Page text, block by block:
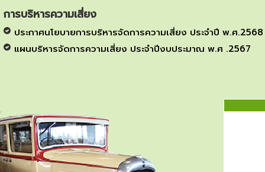
การบริหารความเสี่ยง
ประกาศนโยบายการบริหารจัดการความเสี่ยง ประจำปี พ.ศ.2568
แผนบริหารจัดการความเสี่ยง ประจำปีงบประมาณ พ.ศ .2567